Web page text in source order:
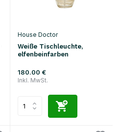
House Doctor
Weiße Tischleuchte,
elfenbeinfarben
180.00 €
Inkl. MwSt.